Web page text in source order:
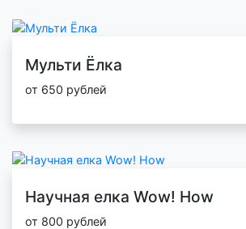
Мульти Ёлка
от 650 рублей
Научная елка Wow! How
от 800 рублей